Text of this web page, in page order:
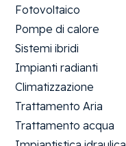
Fotovoltaico
Pompe di calore
Sistemi ibridi
Impianti radianti
Climatizzazione
Trattamento Aria
Trattamento acqua